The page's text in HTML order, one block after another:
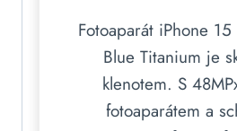
Fotoaparát iPhone
Blue Titanium je
klenotem. S
fotoaparátem a